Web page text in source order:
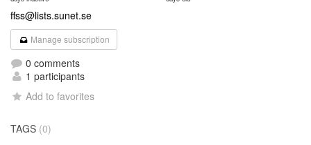
ffss@lists.sunet.se
Manage subscription
0 comments
1 participants
Add to favorites
TAGS (0)